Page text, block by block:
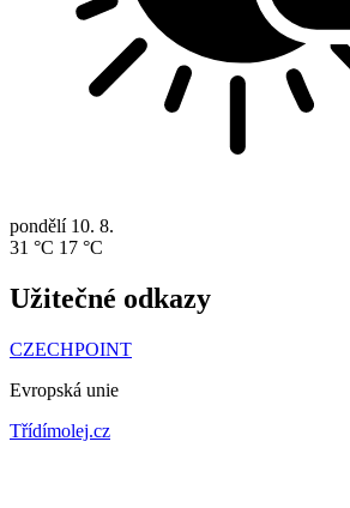
pondělí 10. 8.
31 °C 17 °C
Užitečné odkazy
CZECHPOINT
Evropská unie
Třídímolej.cz